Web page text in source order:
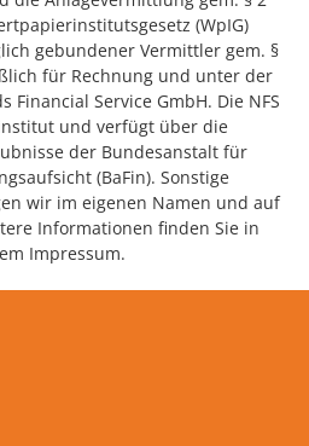
(WpIG)
gebundener Vermittler gem. §
für Rechnung und unter der
Financial Service GmbH. Die NFS
und verfügt über die
der Bundesanstalt für
(BaFin). Sonstige
wir im eigenen Namen und auf
Informationen finden Sie in
Impressum.